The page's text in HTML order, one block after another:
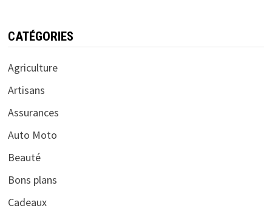
CATÉGORIES
Agriculture
Artisans
Assurances
Auto Moto
Beauté
Bons plans
Cadeaux